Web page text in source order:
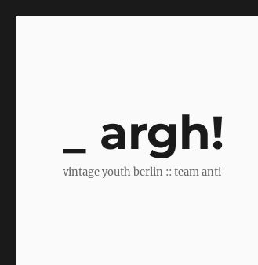
argh!
vintage youth berlin :: team anti